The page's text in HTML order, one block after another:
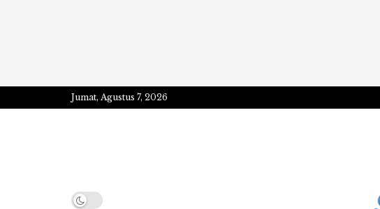
Jumat, Agustus 7, 2026